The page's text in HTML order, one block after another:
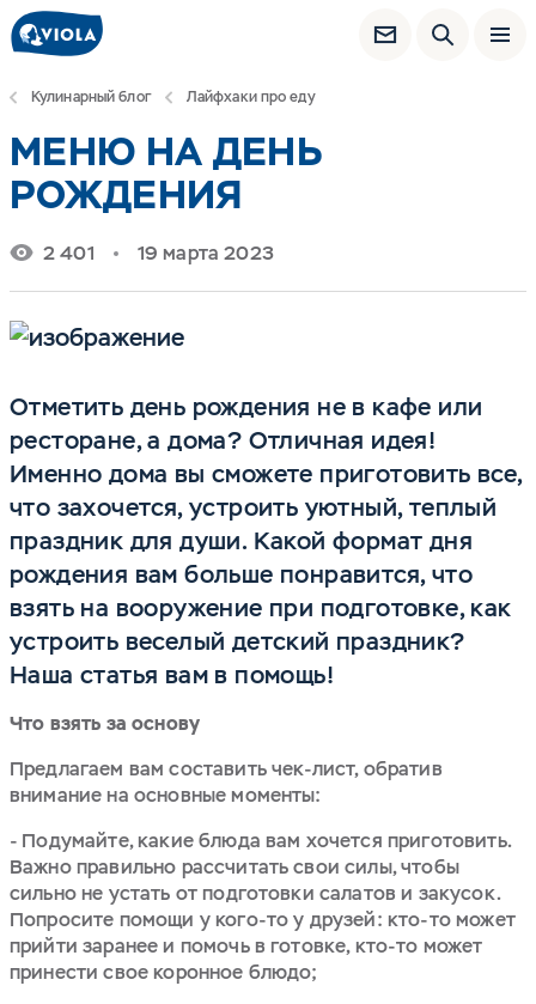
Кулинарный блог Лайфхаки про еду
МЕНЮ НА ДЕНЬ
РОЖДЕНИЯ
2 401 19 марта 2023
Отметить день рождения не в кафе или
ресторане, а дома? Отличная идея!
Именно дома вы сможете приготовить все,
что захочется, устроить уютный, теплый
праздник для души. Какой формат дня
рождения вам больше понравится, что
взять на вооружение при подготовке, как
устроить веселый детский праздник?
Наша статья вам в помощь!
Что взять за основу
Предлагаем вам составить чек-лист, обратив
внимание на основные моменты:
- Подумайте, какие блюда вам хочется приготовить.
Важно правильно рассчитать свои силы, чтобы
сильно не устать от подготовки салатов и закусок.
Попросите помощи у кого-то у друзей: кто-то может
прийти заранее и помочь в готовке, кто-то может
принести свое коронное блюдо;